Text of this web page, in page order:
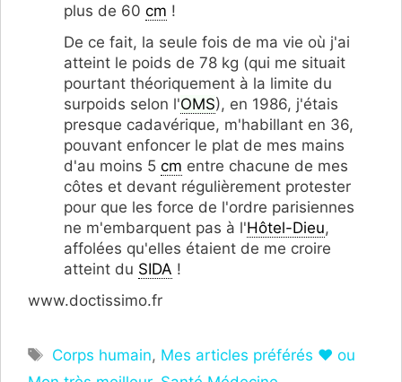
plus de 60 cm !
De ce fait, la seule fois de ma vie où j'ai
atteint le poids de 78 kg (qui me situait
pourtant théoriquement à la limite du
surpoids selon l'OMS), en 1986, j'étais
presque cadavérique, m'habillant en 36,
pouvant enfoncer le plat de mes mains
d'au moins 5 cm entre chacune de mes
côtes et devant régulièrement protester
pour que les force de l'ordre parisiennes
ne m'embarquent pas à l'Hôtel-Dieu,
affolées qu'elles étaient de me croire
atteint du SIDA !
www.doctissimo.fr
Étiquettes
Corps humain, Mes articles préférés ❤ ou